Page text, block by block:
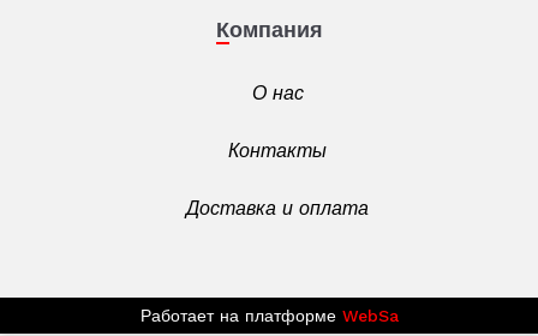
Компания
О нас
Контакты
Доставка и оплата
Работает на платформе WebSa